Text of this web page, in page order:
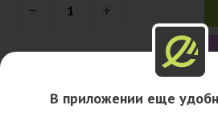
В приложении еще